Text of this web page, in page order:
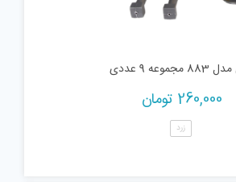
9 عددی
260,000 تومان
زرد